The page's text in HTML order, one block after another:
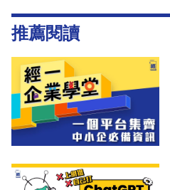
推薦閱讀